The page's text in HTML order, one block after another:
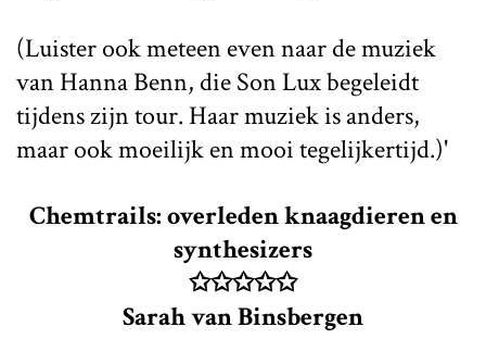
(Luister ook meteen even naar de muziek
van Hanna Benn, die Son Lux begeleidt
tijdens zijn tour. Haar muziek is anders,
maar ook moeilijk en mooi tegelijkertijd.)'
Chemtrails: overleden knaagdieren en
synthesizers
✩✩✩✩✩
Sarah van Binsbergen